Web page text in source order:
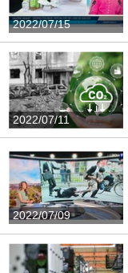
2022/07/15
2022/07/11
2022/07/09